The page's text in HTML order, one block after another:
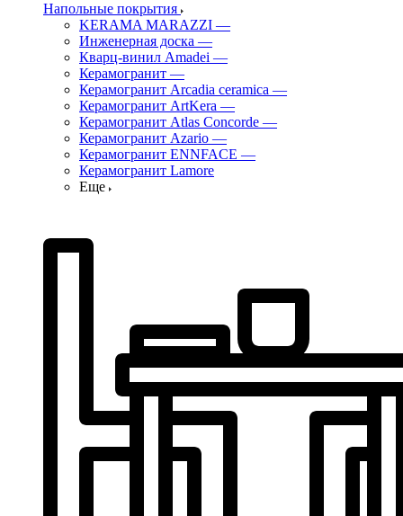
Напольные покрытия
KERAMA MARAZZI —
Инженерная доска —
Кварц-винил Amadei —
Керамогранит —
Керамогранит Arcadia ceramica —
Керамогранит ArtKera —
Керамогранит Atlas Concorde —
Керамогранит Azario —
Керамогранит ENNFACE —
Керамогранит Lamore
Еще